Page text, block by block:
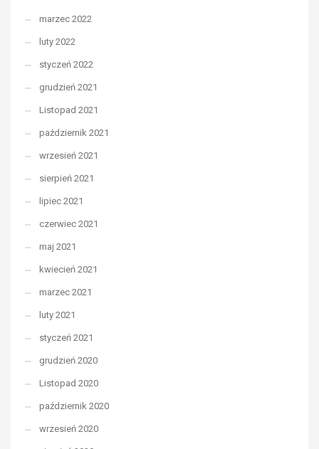
marzec 2022
luty 2022
styczeń 2022
grudzień 2021
Listopad 2021
październik 2021
wrzesień 2021
sierpień 2021
lipiec 2021
czerwiec 2021
maj 2021
kwiecień 2021
marzec 2021
luty 2021
styczeń 2021
grudzień 2020
Listopad 2020
październik 2020
wrzesień 2020